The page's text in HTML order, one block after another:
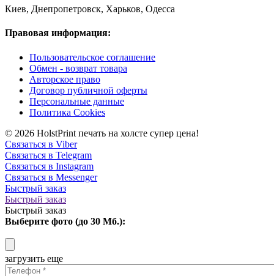
Киев, Днепропетровск, Харьков, Одесса
Правовая информация:
Пользовательское соглашение
Обмен - возврат товара
Авторское право
Договор публичной оферты
Персональные данные
Политика Cookies
© 2026 HolstPrint печать на холсте супер цена!
Связаться в Viber
Связаться в Telegram
Связаться в Instagram
Связаться в Messenger
Быстрый заказ
Быстрый заказ
Быстрый заказ
Выберите фото (до 30 Мб.):
загрузить еще